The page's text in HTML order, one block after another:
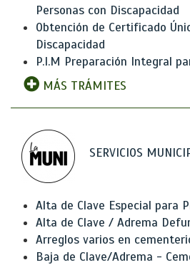
Personas con Discapacidad
Obtención de Certificado
Discapacidad
P.I.M Preparación Integral
MÁS TRÁMITES
SERVICIOS
Alta de Clave Especial para
Alta de Clave / Adrema
Arreglos varios en
Baja de Clave/Adrema -